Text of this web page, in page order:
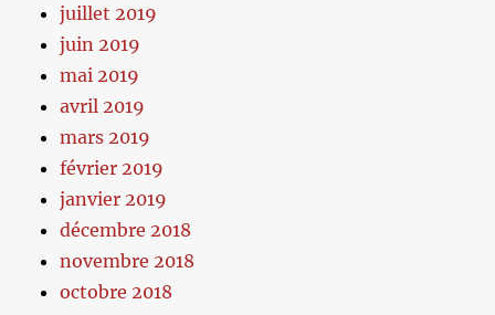
juillet 2019
juin 2019
mai 2019
avril 2019
mars 2019
février 2019
janvier 2019
décembre 2018
novembre 2018
octobre 2018